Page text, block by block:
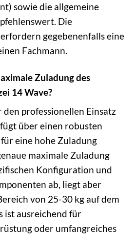
sowie die allgemeine
Die
gegebenenfalls eine
Fachmann.
Zuladung des
14 Wave?
den professionellen Einsatz
über einen robusten
eine hohe Zuladung
maximale Zuladung
Konfiguration und
ab, liegt aber
von 25-30 kg auf dem
ist ausreichend für
oder umfangreiches